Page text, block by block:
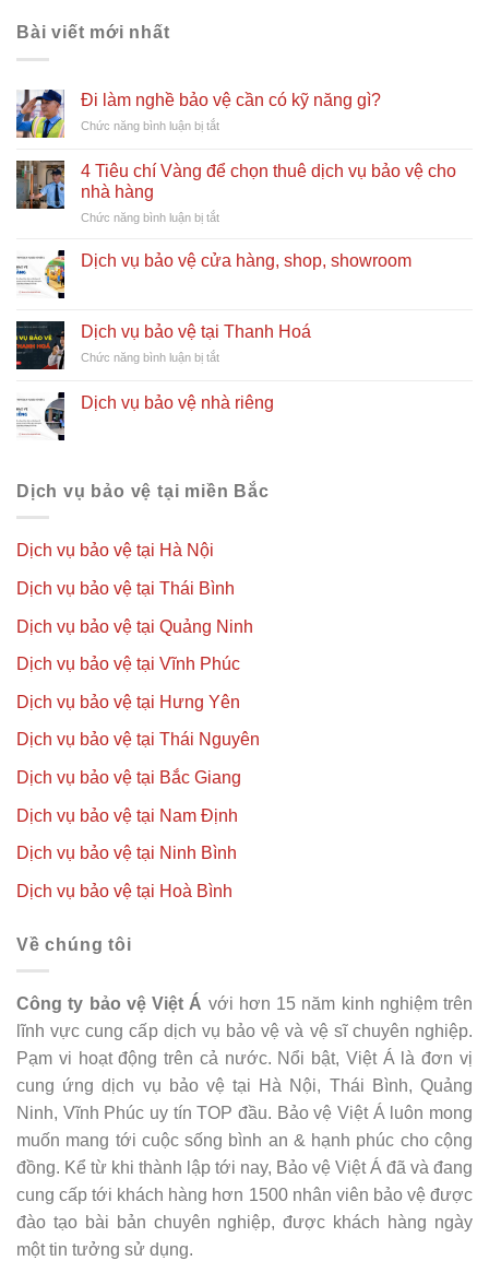
Bài viết mới nhất
Đi làm nghề bảo vệ cần có kỹ năng gì?
Chức năng bình luận bị tắtở
làm
nghề
vệ
có
4 Tiêu chí Vàng để chọn thuê dịch vụ bảo vệ cho
nhà hàng
Chức năng bình luận bị tắtở
Tiêu
chọn
dịch
bảo
Dịch vụ bảo vệ cửa hàng, shop, showroom
Dịch vụ bảo vệ tại Thanh Hoá
Chức năng bình luận bị tắtở
vụ
bảo
Hoá
Dịch vụ bảo vệ nhà riêng
Dịch vụ bảo vệ tại miền Bắc
Dịch vụ bảo vệ tại Hà Nội
Dịch vụ bảo vệ tại Thái Bình
Dịch vụ bảo vệ tại Quảng Ninh
Dịch vụ bảo vệ tại Vĩnh Phúc
Dịch vụ bảo vệ tại Hưng Yên
Dịch vụ bảo vệ tại Thái Nguyên
Dịch vụ bảo vệ tại Bắc Giang
Dịch vụ bảo vệ tại Nam Định
Dịch vụ bảo vệ tại Ninh Bình
Dịch vụ bảo vệ tại Hoà Bình
Về chúng tôi
Công ty bảo vệ Việt Á với hơn 15 năm kinh nghiệm trên
lĩnh vực cung cấp dịch vụ bảo vệ và vệ sĩ chuyên nghiệp.
Pạm vi hoạt động trên cả nước. Nổi bật, Việt Á là đơn vị
cung ứng dịch vụ bảo vệ tại Hà Nội, Thái Bình, Quảng
Ninh, Vĩnh Phúc uy tín TOP đầu. Bảo vệ Việt Á luôn mong
muốn mang tới cuộc sống bình an & hạnh phúc cho cộng
đồng. Kể từ khi thành lập tới nay, Bảo vệ Việt Á đã và đang
cung cấp tới khách hàng hơn 1500 nhân viên bảo vệ được
đào tạo bài bản chuyên nghiệp, được khách hàng ngày
một tin tưởng sử dụng.